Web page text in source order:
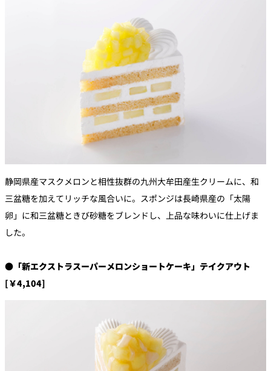
静岡県産マスクメロンと相性抜群の九州大牟田産生クリームに、和
三盆糖を加えてリッチな風合いに。スポンジは長崎県産の「太陽
卵」に和三盆糖ときび砂糖をブレンドし、上品な味わいに仕上げま
した。
●「新エクストラスーパーメロンショートケーキ」テイクアウト
[￥4,104]